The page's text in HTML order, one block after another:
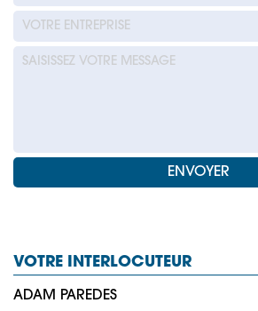
VOTRE INTERLOCUTEUR
ADAM PAREDES